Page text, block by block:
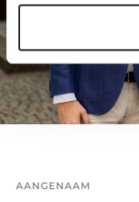
AANGENAAM